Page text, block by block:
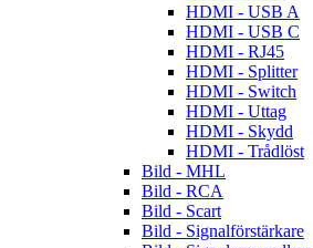
HDMI - USB A
HDMI - USB C
HDMI - RJ45
HDMI - Splitter
HDMI - Switch
HDMI - Uttag
HDMI - Skydd
HDMI - Trådlöst
Bild - MHL
Bild - RCA
Bild - Scart
Bild - Signalförstärkare